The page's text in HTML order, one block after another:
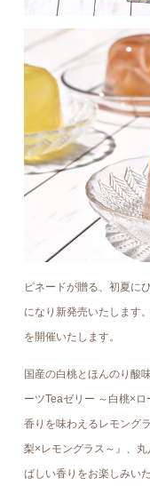
ピネードが贈る、初夏に
になり新発売いたします
を開催いたします。
国産の白桃とほんのり酸
ーツTeaゼリー ～白桃×
香りを味わえるレモング
梨×レモングラス～』、
ばしい香りをお楽しみい